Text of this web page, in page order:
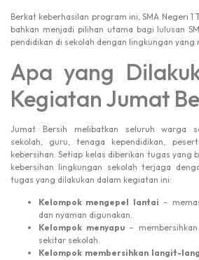
Berkat keberhasilan program ini, SMA Negeri 1
bahkan menjadi pilihan utama bagi lulusan
pendidikan di sekolah dengan lingkungan yang
Apa yang
Kegiatan Jumat
Jumat Bersih melibatkan seluruh warga
sekolah, guru, tenaga kependidikan,
kebersihan. Setiap kelas diberikan tugas yang
kebersihan lingkungan sekolah terjaga
tugas yang dilakukan dalam kegiatan ini:
Kelompok mengepel lantai –
dan nyaman digunakan.
Kelompok menyapu–
sekitar sekolah.
Kelompok membersihkan langit-